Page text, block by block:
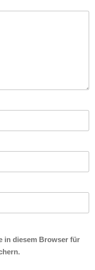
in diesem Browser für